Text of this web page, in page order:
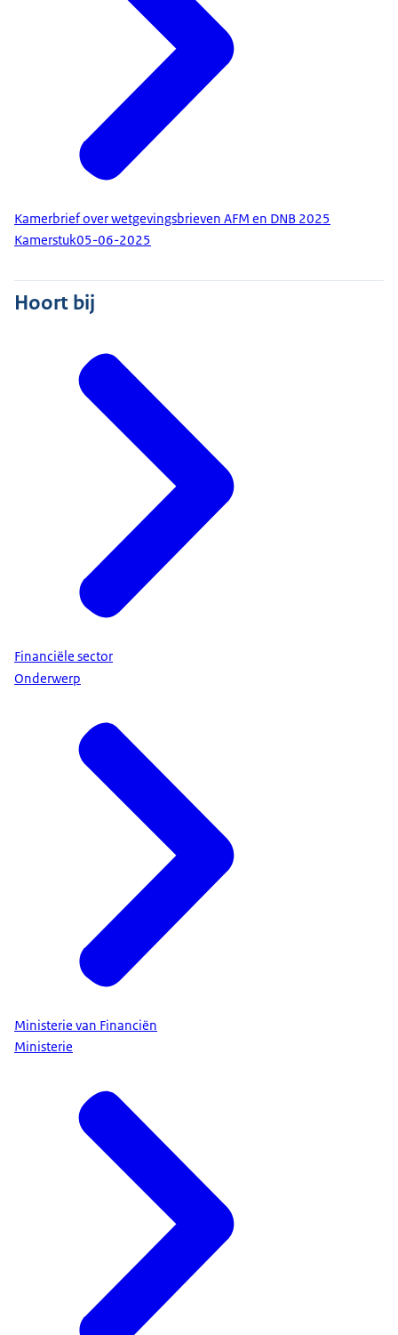
Kamerbrief over wetgevingsbrieven AFM en DNB 2025
Kamerstuk05-06-2025
Hoort bij
Financiële sector
Onderwerp
Ministerie van Financiën
Ministerie